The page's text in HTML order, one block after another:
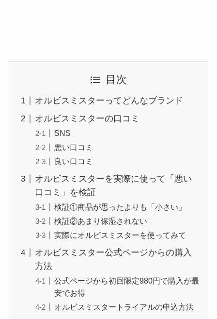
目次
オルビスミスターってどんなブランド
オルビスミスターの口コミ
SNS
悪い口コミ
良い口コミ
オルビスミスターを実際に使って「悪い
口コミ」を検証
検証①商品が思ったよりも「小さい」
検証②あまり保湿されない
実際にオルビスミスターを使ってみて
オルビスミスター公式ページからの購入
方法
公式ページから初回限定980円で購入が最
安でお得
オルビスミスタートライアルの申込方法